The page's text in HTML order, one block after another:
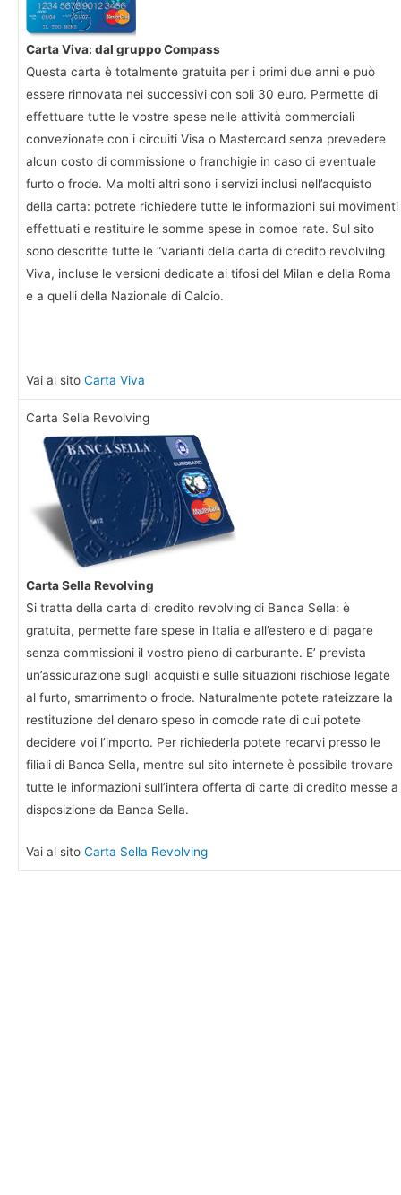
Carta Viva: dal gruppo Compass
Questa carta è totalmente gratuita per i primi due anni e può
essere rinnovata nei successivi con soli 30 euro. Permette di
effettuare tutte le vostre spese nelle attività commerciali
convezionate con i circuiti Visa o Mastercard senza prevedere
alcun costo di commissione o franchigie in caso di eventuale
furto o frode. Ma molti altri sono i servizi inclusi nell’acquisto
della carta: potrete richiedere tutte le informazioni sui movimenti
effettuati e restituire le somme spese in comoe rate. Sul sito
sono descritte tutte le “varianti della carta di credito revolvilng
Viva, incluse le versioni dedicate ai tifosi del Milan e della Roma
e a quelli della Nazionale di Calcio.
Vai al sito Carta Viva
Carta Sella Revolving
Carta Sella Revolving
Si tratta della carta di credito revolving di Banca Sella: è
gratuita, permette fare spese in Italia e all’estero e di pagare
senza commissioni il vostro pieno di carburante. E’ prevista
un’assicurazione sugli acquisti e sulle situazioni rischiose legate
al furto, smarrimento o frode. Naturalmente potete rateizzare la
restituzione del denaro speso in comode rate di cui potete
decidere voi l’importo. Per richiederla potete recarvi presso le
filiali di Banca Sella, mentre sul sito internete è possibile trovare
tutte le informazioni sull’intera offerta di carte di credito messe a
disposizione da Banca Sella.
Vai al sito Carta Sella Revolving